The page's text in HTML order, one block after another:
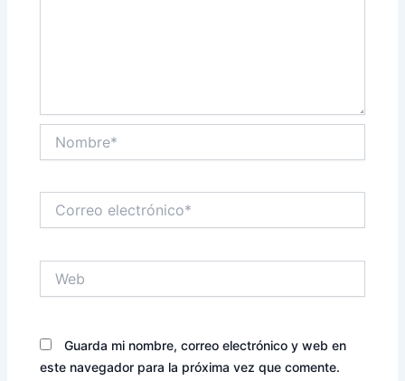
electrónico*
Guarda mi nombre, correo electrónico y web en
este navegador para la próxima vez que comente.